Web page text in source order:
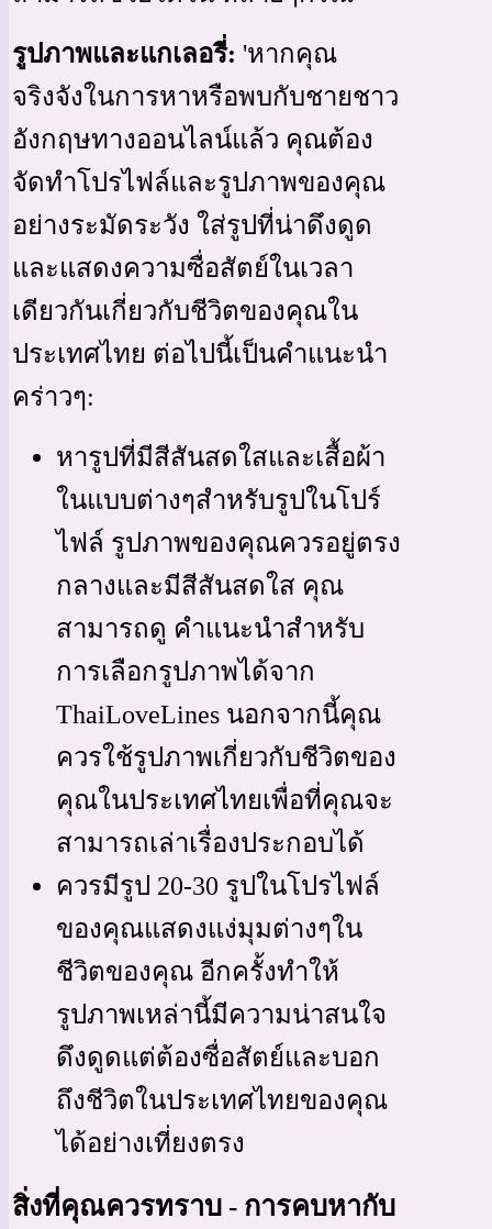
รูปภาพและแกเลอรี่: 'หากคุณ
จริงจังในการหาหรือพบกับชายชาว
อังกฤษทางออนไลน์แล้ว คุณต้อง
จัดทำโปรไฟล์และรูปภาพของคุณ
อย่างระมัดระวัง ใส่รูปที่น่าดึงดูด
และแสดงความซื่อสัตย์ในเวลา
เดียวกันเกี่ยวกับชีวิตของคุณใน
ประเทศไทย ต่อไปนี้เป็นคำแนะนำ
คร่าวๆ:
หารูปที่มีสีสันสดใสและเสื้อผ้า
ในแบบต่างๆสำหรับรูปในโปร์
ไฟล์ รูปภาพของคุณควรอยู่ตรง
กลางและมีสีสันสดใส คุณ
สามารถดู คำแนะนำสำหรับ
การเลือกรูปภาพได้จาก
ThaiLoveLines นอกจากนี้คุณ
ควรใช้รูปภาพเกี่ยวกับชีวิตของ
คุณในประเทศไทยเพื่อที่คุณจะ
สามารถเล่าเรื่องประกอบได้
ควรมีรูป 20-30 รูปในโปรไฟล์
ของคุณแสดงแง่มุมต่างๆใน
ชีวิตของคุณ อีกครั้งทำให้
รูปภาพเหล่านี้มีความน่าสนใจ
ดึงดูดแต่ต้องซื่อสัตย์และบอก
ถึงชีวิตในประเทศไทยของคุณ
ได้อย่างเที่ยงตรง
สิ่งที่คุณควรทราบ - การคบหากับ